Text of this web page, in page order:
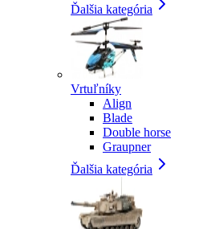
Ďalšia kategória
Vrtuľníky
Align
Blade
Double horse
Graupner
Ďalšia kategória